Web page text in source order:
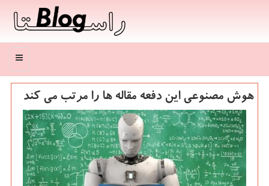
منو
هوش مصنوعی این دفعه مقاله ها را مرتب می كند